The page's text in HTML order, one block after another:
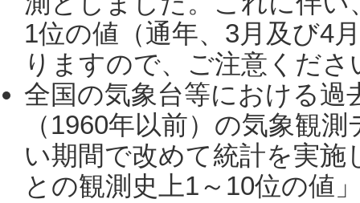
1位の値（通年、3月及び4
りますので、ご注意くだ
全国の気象台等における過
（1960年以前）の気象観
い期間で改めて統計を実
との観測史上1～10位の値